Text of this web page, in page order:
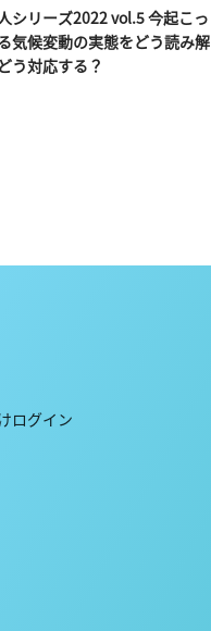
シリーズ2022 vol.5 今起こっ
気候変動の実態をどう読み解
う対応する？
ログイン